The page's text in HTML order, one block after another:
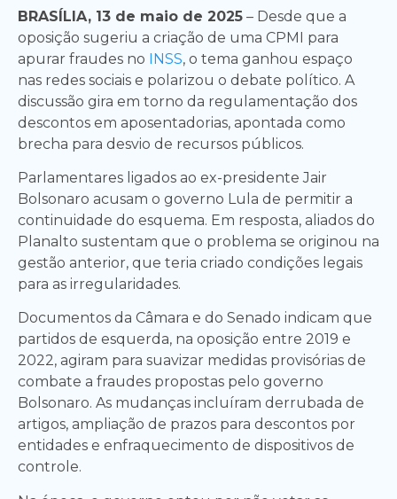
BRASÍLIA, 13 de maio de 2025 – Desde que a
oposição sugeriu a criação de uma CPMI para
apurar fraudes no INSS, o tema ganhou espaço
nas redes sociais e polarizou o debate político. A
discussão gira em torno da regulamentação dos
descontos em aposentadorias, apontada como
brecha para desvio de recursos públicos.
Parlamentares ligados ao ex-presidente Jair
Bolsonaro acusam o governo Lula de permitir a
continuidade do esquema. Em resposta, aliados do
Planalto sustentam que o problema se originou na
gestão anterior, que teria criado condições legais
para as irregularidades.
Documentos da Câmara e do Senado indicam que
partidos de esquerda, na oposição entre 2019 e
2022, agiram para suavizar medidas provisórias de
combate a fraudes propostas pelo governo
Bolsonaro. As mudanças incluíram derrubada de
artigos, ampliação de prazos para descontos por
entidades e enfraquecimento de dispositivos de
controle.